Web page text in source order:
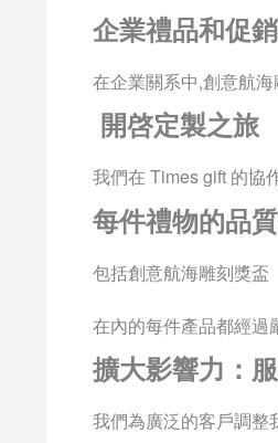
企業禮品和促
在企業關系中,創意航
開啓定製之旅
我們在 Times gift 的協
每件禮物的品
包括創意航海雕刻獎盃
在內的每件產品都經過
擴大影響力：
我們為廣泛的客戶調整